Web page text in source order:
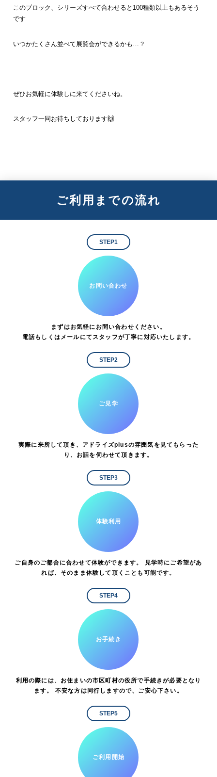
このブロック、シリーズすべて合わせると100種類以上もあるそう
です
いつかたくさん並べて展覧会ができるかも…？
ぜひお気軽に体験しに来てくださいね。
スタッフ一同お待ちしております🙌
ご利用までの流れ
STEP1
お問い合わせ
まずはお気軽にお問い合わせください。
電話もしくはメールにてスタッフが丁寧に対応いたします。
STEP2
ご見学
実際に来所して頂き、アドライズplusの雰囲気を見てもらった
り、お話を伺わせて頂きます。
STEP3
体験利用
ご自身のご都合に合わせて体験ができます。 見学時にご希望があ
れば、そのまま体験して頂くことも可能です。
STEP4
お手続き
利用の際には、お住まいの市区町村の役所で手続きが必要となり
ます。 不安な方は同行しますので、ご安心下さい。
STEP5
ご利用開始